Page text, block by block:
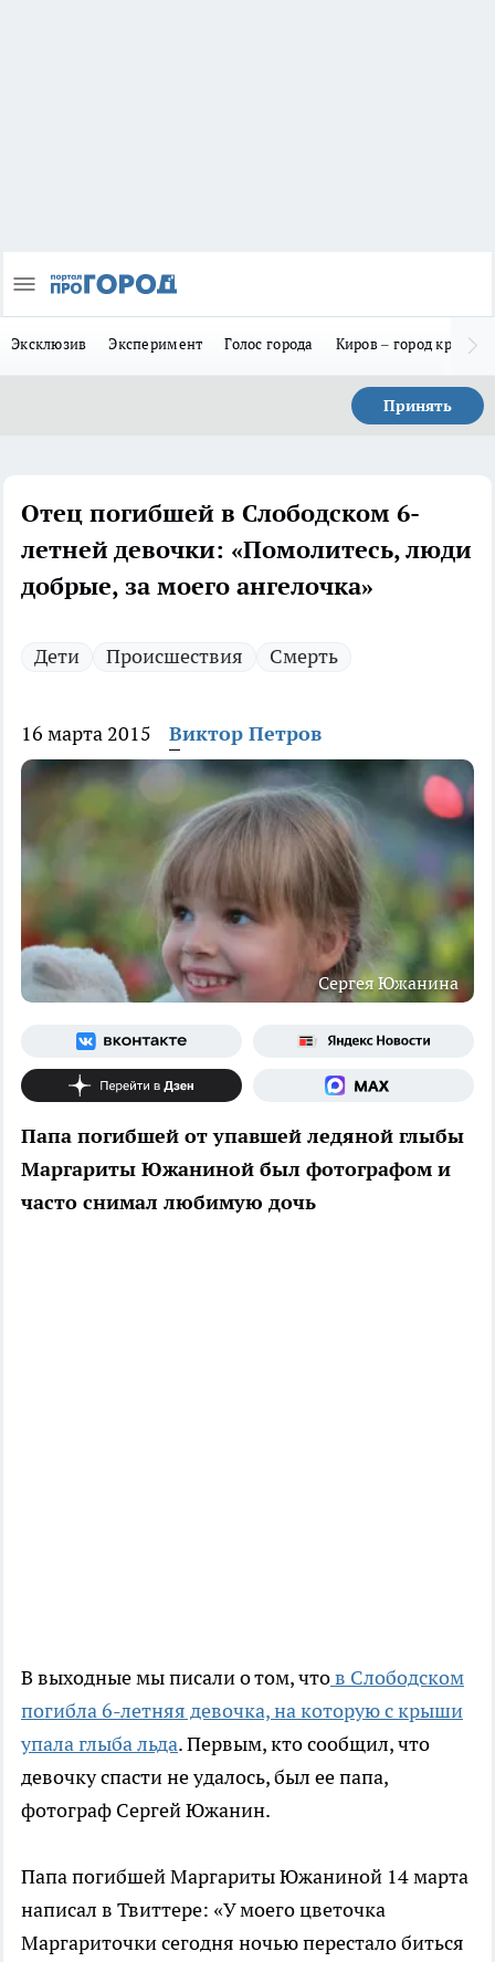
Эксклюзив Эксперимент Голос города Киров – город
Принять
Отец погибшей в Слободском 6-
летней девочки: «Помолитесь, люди
добрые, за моего ангелочка»
Дети Происшествия Смерть
16 марта 2015 Виктор Петров
Сергея Южанина
Папа погибшей от упавшей ледяной глыбы
Маргариты Южаниной был фотографом и
часто снимал любимую дочь
В выходные мы писали о том, чтов Слободском
погибла 6-летняя девочка, на которую с крыши
упала глыба льда. Первым, кто сообщил, что
девочку спасти не удалось, был ее папа,
фотограф Сергей Южанин.
Папа погибшей Маргариты Южаниной 14 марта
написал в Твиттере: «У моего цветочка
Маргариточки сегодня ночью перестало биться